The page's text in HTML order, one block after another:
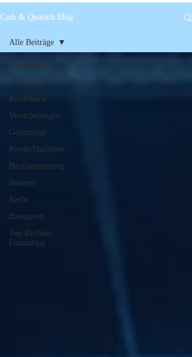
Cash & Quatsch Blog
Alle Beiträge
Girokonto
Kreditkarte
Versicherungen
Geldanlage
Kredit/Darlehen
Baufinanzierung
Steuern
Recht
Bausparen
Top Rechner
Finanztipp
Alle Beiträge